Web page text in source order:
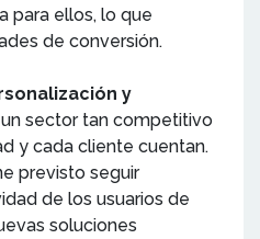
para ellos, lo que
de conversión.
y
sector tan competitivo
y cada cliente cuentan.
previsto seguir
de los usuarios de
soluciones